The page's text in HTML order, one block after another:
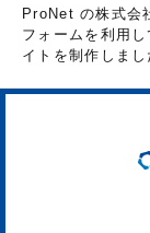
ProNet の株式会
フォームを利用
イトを制作しまし